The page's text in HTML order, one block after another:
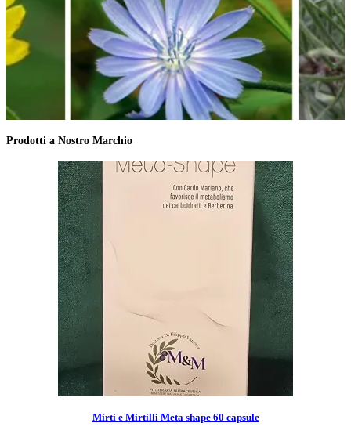
Prodotti a Nostro Marchio
Mirti e Mirtilli Meta shape 60 capsule